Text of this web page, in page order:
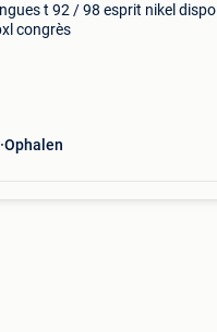
t 92 / 98 esprit nikel dispo
congrès
Ophalen